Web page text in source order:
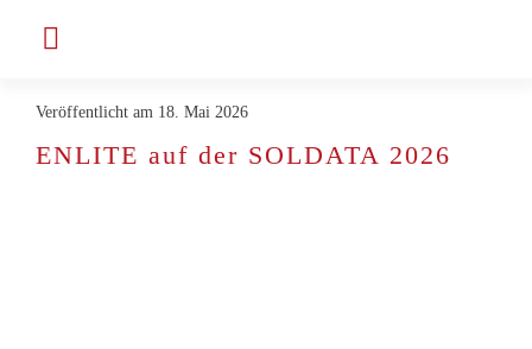
springen
Toggle
Veröffentlicht am 18. Mai 2026
ENLITE auf der SOLDATA 2026